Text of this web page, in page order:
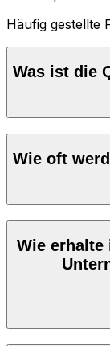
Häufig gestellte
Was ist die
Wie oft
Wie